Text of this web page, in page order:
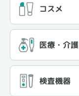
コスメ
医療・介護
検査機器